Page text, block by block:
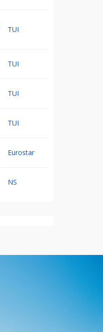
TUI
TUI
TUI
TUI
Eurostar
NS